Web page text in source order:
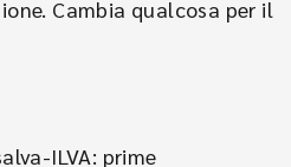
Cambia qualcosa per il
ILVA: prime